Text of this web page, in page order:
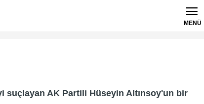
MENÜ
suçlayan AK Partili Hüseyin Altınsoy'un bir